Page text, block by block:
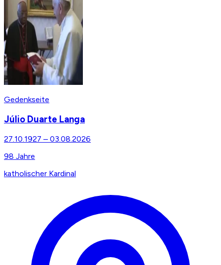
Gedenkseite
Júlio Duarte Langa
27.10.1927 – 03.08.2026
98 Jahre
katholischer Kardinal